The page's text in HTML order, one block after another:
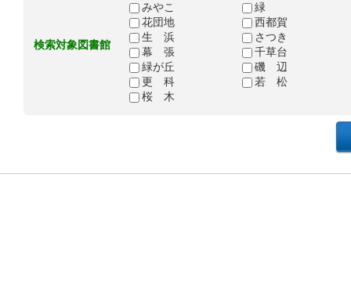
検索対象図書館
みやこ
緑
花団地
西都賀
生 浜
さつき
幕 張
千草台
緑が丘
磯 辺
更 科
若 松
桜 木